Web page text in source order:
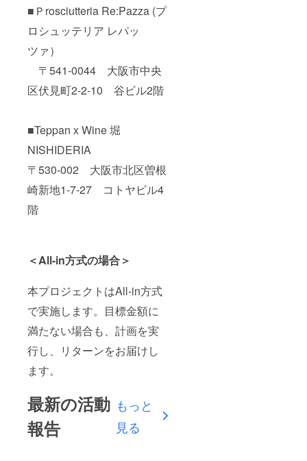
■Ｐrosciutteria Re:Pazza (プ
ロシュッテリア レパッ
ツァ）
〒541-0044 大阪市中央
区伏見町2-2-10 谷ビル2階
■Teppan x Wine 堀
NISHIDERIA
〒530-002 大阪市北区曽根
崎新地1-7-27 コトヤビル4
階
＜All-in方式の場合＞
本プロジェクトはAll-in方式
で実施します。目標金額に
満たない場合も、計画を実
行し、リターンをお届けし
ます。
最新の活動
報告
もっと
見る